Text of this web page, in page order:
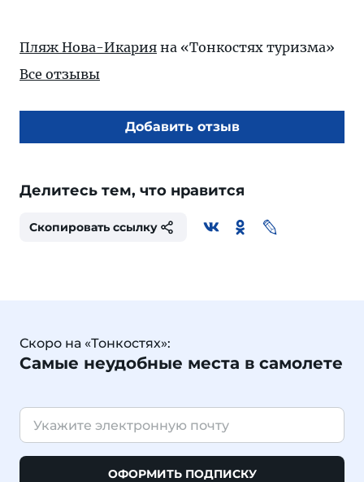
Пляж Нова-Икария на «Тонкостях туризма»
Все отзывы
Добавить отзыв
Делитесь тем, что нравится
Скопировать ссылку
Скоро на «Тонкостях»:
Самые неудобные места в самолете
ОФОРМИТЬ ПОДПИСКУ